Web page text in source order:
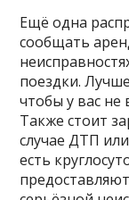
Ещё одна
сообщать
поездки.
чтобы у вас
Также стоит
случае ДТП
есть